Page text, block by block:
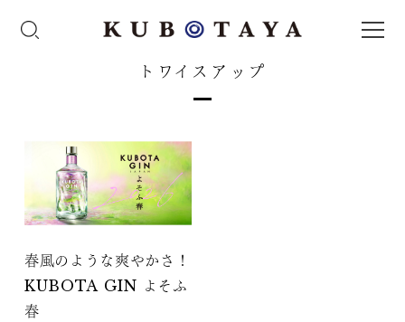
トワイスアップ
春風のような爽やかさ！
KUBOTA GIN よそふ
春